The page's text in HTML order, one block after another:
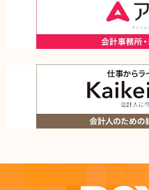
当社が取扱う個人情報について
株式会社レックスアドバイザーズ（
遣事業、求人広告媒体事業、オウン
バシーを尊重するため、以下のとお
■個人情報の利用目的
１．個人情報の取得時における通知
お客様が当ウェブサイトまたは当社
において個人情報を収集する事があ
は収集時に、利用目的、第三者への
お客様に無断で個人情報を収集する